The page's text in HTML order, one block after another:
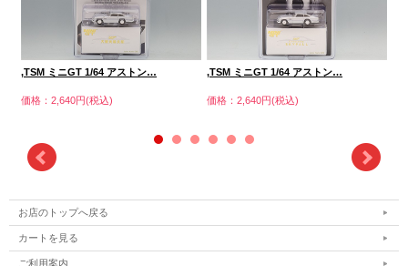
,TSM ミニGT 1/64 アストン…
価格：2,640円(税込)
,TSM ミニGT 1/64 アストン…
価格：2,640円(税込)
お店のトップへ戻る
カートを見る
ご利用案内